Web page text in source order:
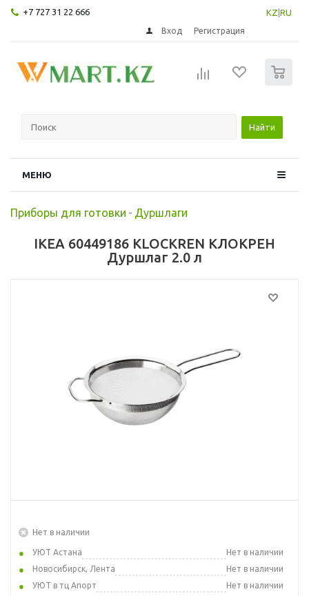
+7 727 31 22 666 KZ RU
Вход Регистрация
Найти
МЕНЮ
Приборы для готовки - Дуршлаги
IKEA 60449186 KLOCKREN КЛОКРЕН
Дуршлаг 2.0 л
Нет в наличии
УЮТ Астана
Нет в наличии
Новосибирск, Лента
Нет в наличии
УЮТ в тц Апорт
Нет в наличии